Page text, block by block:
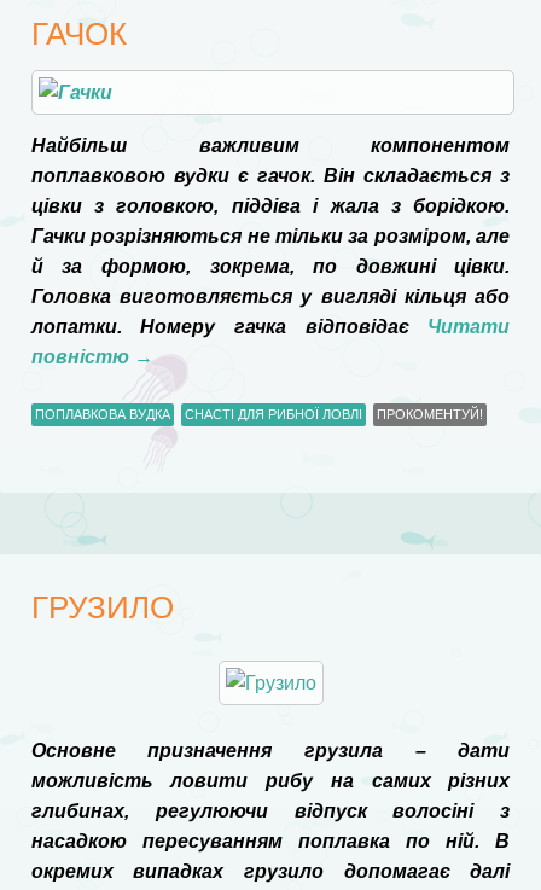
ГАЧОК
Найбільш важливим компонентом
поплавковою вудки є гачок. Він складається з
цівки з головкою, піддіва і жала з борідкою.
Гачки розрізняються не тільки за розміром, але
й за формою, зокрема, по довжині цівки.
Головка виготовляється у вигляді кільця або
лопатки. Номеру гачка відповідає Читати
повністю →
ПОПЛАВКОВА ВУДКА СНАСТІ ДЛЯ РИБНОЇ ЛОВЛІ ПРОКОМЕНТУЙ!
ГРУЗИЛО
Основне призначення грузила – дати
можливість ловити рибу на самих різних
глибинах, регулюючи відпуск волосіні з
насадкою пересуванням поплавка по ній. В
окремих випадках грузило допомагає далі